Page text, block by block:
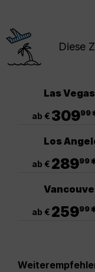
Diese
Las Vegas
ab € 30999
Los
ab € 28999
ab € 25999